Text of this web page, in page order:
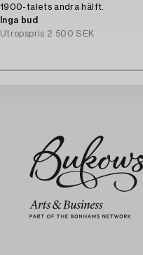
1900-talets andra hälft.
Inga bud
Utropspris 2 500 SEK